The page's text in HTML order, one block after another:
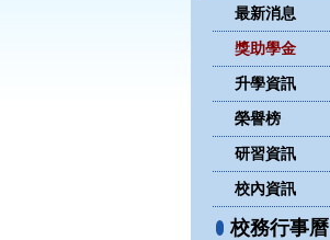
最新消息
獎助學金
升學資訊
榮譽榜
研習資訊
校內資訊
校務行事曆